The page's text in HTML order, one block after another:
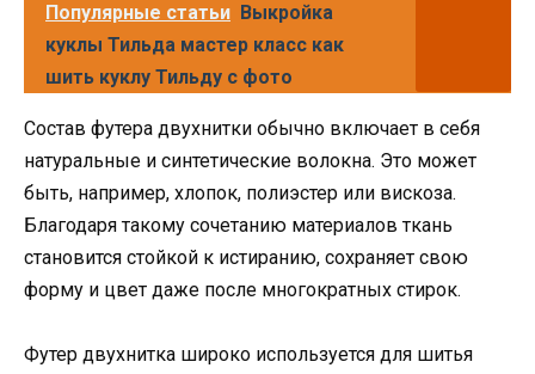
Популярные статьи Выкройка
куклы Тильда мастер класс как
шить куклу Тильду с фото
Состав футера двухнитки обычно включает в себя
натуральные и синтетические волокна. Это может
быть, например, хлопок, полиэстер или вискоза.
Благодаря такому сочетанию материалов ткань
становится стойкой к истиранию, сохраняет свою
форму и цвет даже после многократных стирок.
Футер двухнитка широко используется для шитья